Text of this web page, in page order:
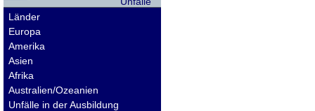
Länder
Europa
Amerika
Asien
Afrika
Australien/Ozeanien
Unfälle in der Ausbildung